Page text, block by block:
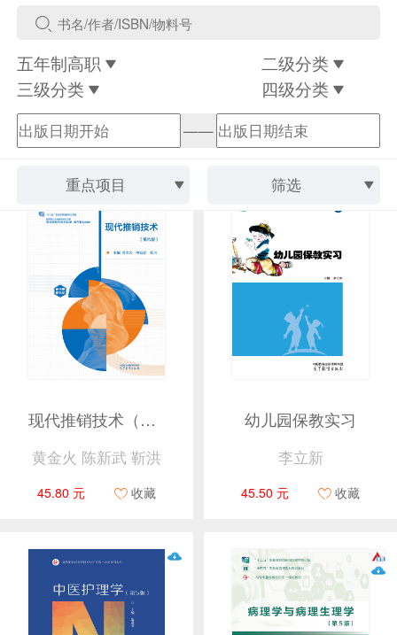
五年制高职
二级分类
三级分类
四级分类
——
重点项目 筛选
现代推销技术（第六版）
黄金火 陈新武 靳洪
45.80 元 收藏
幼儿园保教实习
李立新
45.50 元 收藏